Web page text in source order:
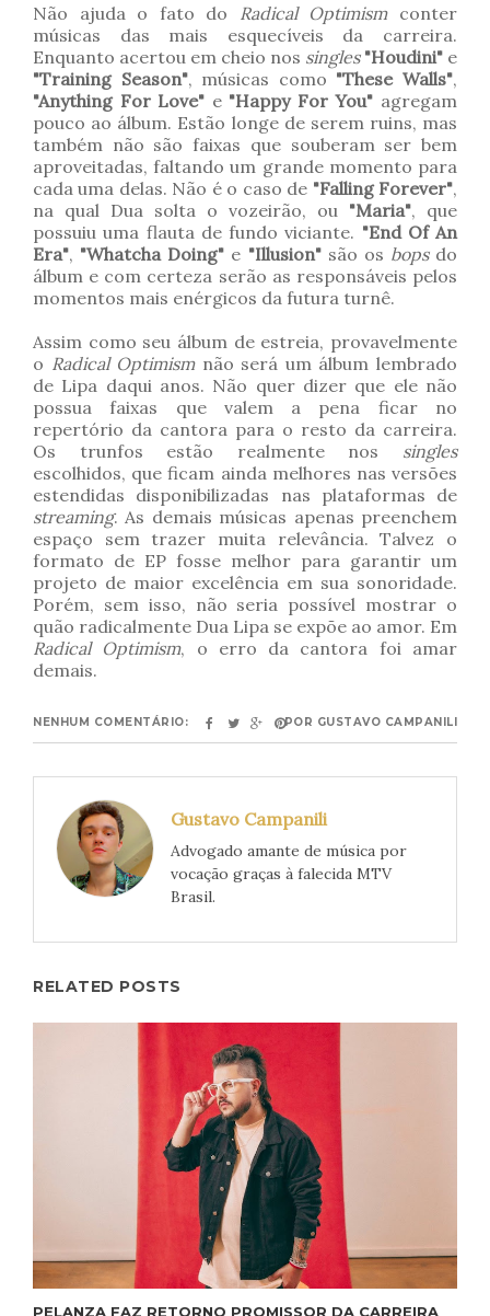
Não ajuda o fato do
Radical Optimism conter
músicas das mais esquecíveis da carreira.
Enquanto acertou em cheio nos singles "Houdini" e
"Training Season", músicas como "These Walls",
"Anything For Love" e "Happy For You" agregam
pouco ao álbum. Estão longe de serem ruins, mas
também não são faixas que souberam ser bem
aproveitadas, faltando um grande momento para
cada uma delas. Não é o caso de "Falling Forever",
na qual Dua solta o vozeirão, ou "Maria", que
possuiu uma flauta de fundo viciante. "End Of An
Era", "Whatcha Doing" e "Illusion"são os bopsdo
álbum e com certeza serão as responsáveis pelos
momentos mais enérgicos da futura turnê.
Assim como seu álbum de estreia, provavelmente
o Radical Optimismnão será um álbum lembrado
de Lipa daqui anos. Não quer dizer que ele não
possua faixas que valem a pena ficar no
repertório da cantora para o resto da carreira.
Os trunfos estão realmente nos singles
escolhidos, que ficam ainda melhores nas versões
estendidas disponibilizadas nas plataformas de
streaming. As demais músicas apenas preenchem
espaço sem trazer muita relevância. Talvez o
formato de EP fosse melhor para garantir um
projeto de maior excelência em sua sonoridade.
Porém, sem isso, não seria possível mostrar o
quão radicalmente Dua Lipa se expõe ao amor. Em
Radical Optimism, o erro da cantora foi amar
demais.
NENHUM COMENTÁRIO: POR GUSTAVO CAMPANILI
Gustavo Campanili
Advogado amante de música por
vocação graças à falecida MTV
Brasil.
RELATED POSTS
PELANZA FAZ RETORNO PROMISSOR DA CARREIRA